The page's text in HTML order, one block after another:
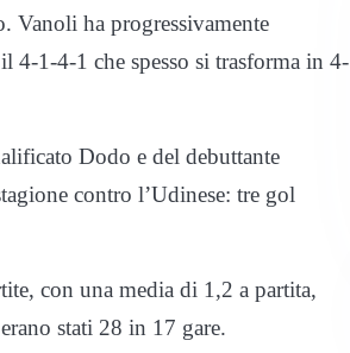
Vanoli ha progressivamente
4-1-4-1 che spesso si trasforma in 4-
Dodo e del debuttante
contro l’Udinese: tre gol
con una media di 1,2 a partita,
stati 28 in 17 gare.